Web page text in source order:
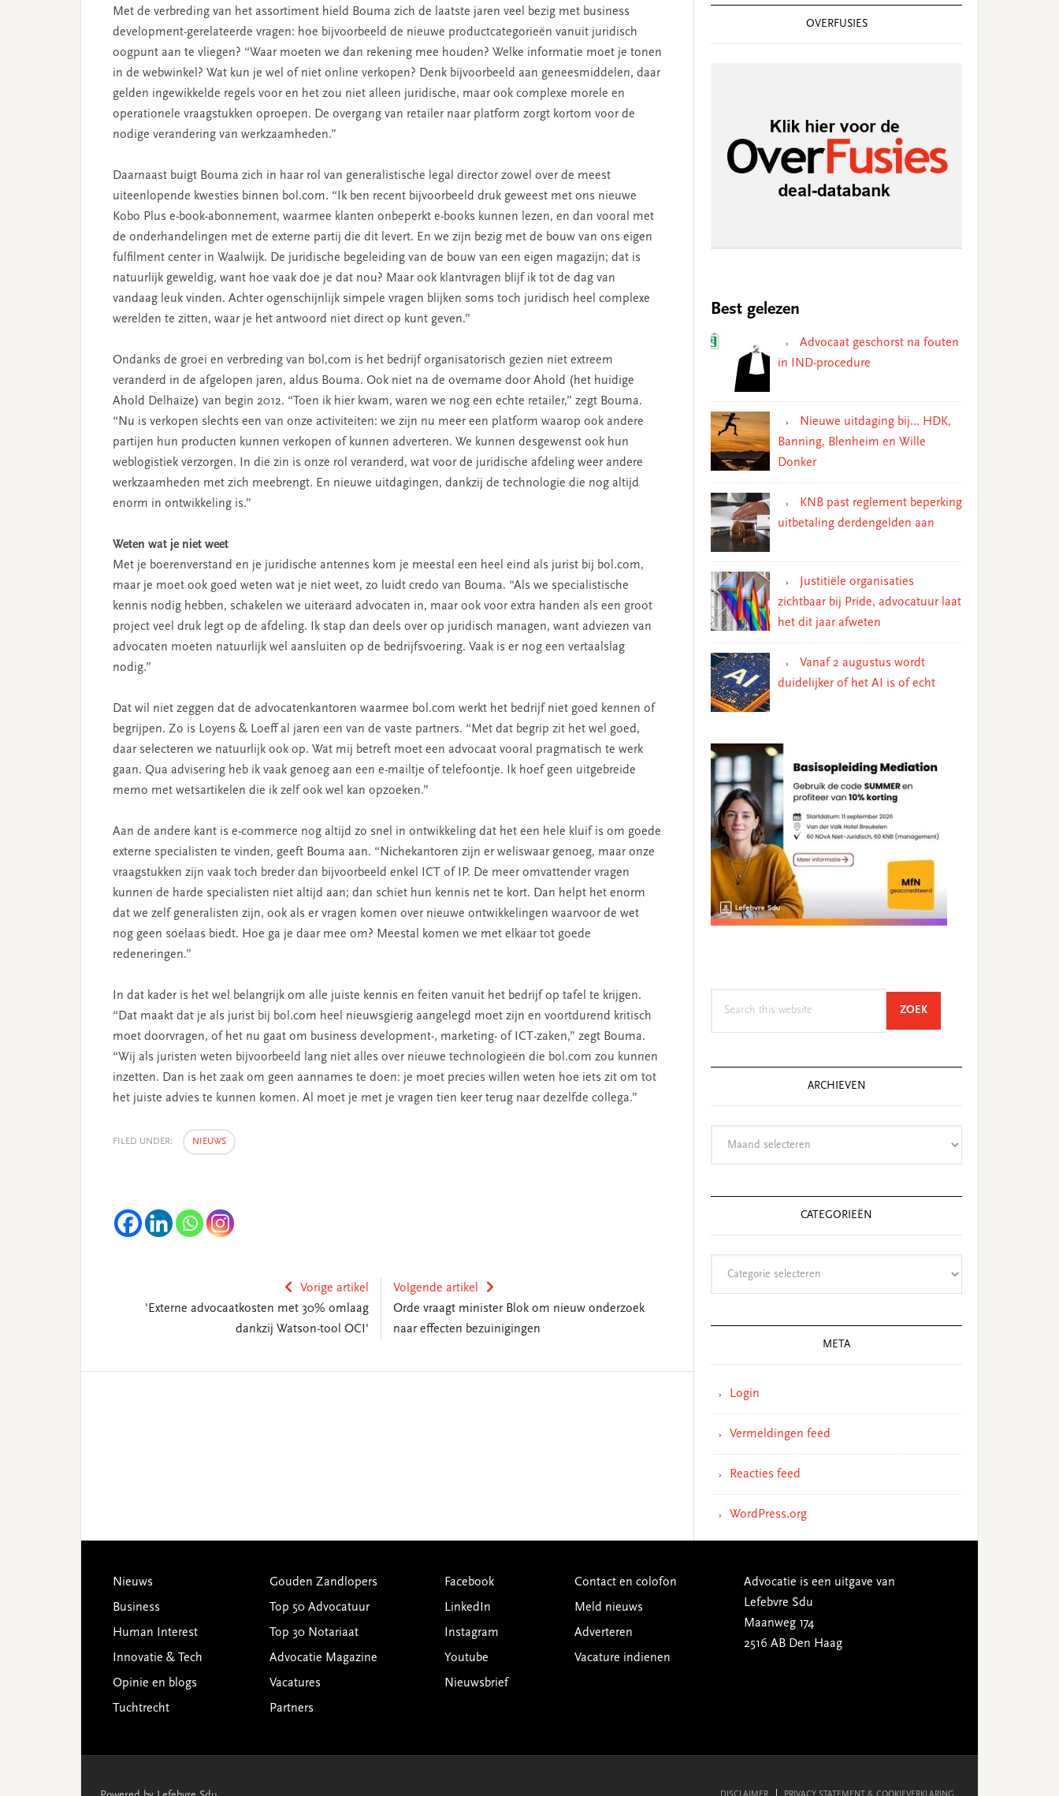
Met de verbreding van het assortiment hield Bouma zich de laatste jaren veel bezig met business
development-gerelateerde vragen: hoe bijvoorbeeld de nieuwe productcategorieën vanuit juridisch
oogpunt aan te vliegen? “Waar moeten we dan rekening mee houden? Welke informatie moet je tonen
in de webwinkel? Wat kun je wel of niet online verkopen? Denk bijvoorbeeld aan geneesmiddelen, daar
gelden ingewikkelde regels voor en het zou niet alleen juridische, maar ook complexe morele en
operationele vraagstukken oproepen. De overgang van retailer naar platform zorgt kortom voor de
nodige verandering van werkzaamheden.”
Daarnaast buigt Bouma zich in haar rol van generalistische legal director zowel over de meest
uiteenlopende kwesties binnen bol.com. “Ik ben recent bijvoorbeeld druk geweest met ons nieuwe
Kobo Plus e-book-abonnement, waarmee klanten onbeperkt e-books kunnen lezen, en dan vooral met
de onderhandelingen met de externe partij die dit levert. En we zijn bezig met de bouw van ons eigen
fulfilment center in Waalwijk. De juridische begeleiding van de bouw van een eigen magazijn; dat is
natuurlijk geweldig, want hoe vaak doe je dat nou? Maar ook klantvragen blijf ik tot de dag van
vandaag leuk vinden. Achter ogenschijnlijk simpele vragen blijken soms toch juridisch heel complexe
werelden te zitten, waar je het antwoord niet direct op kunt geven.”
Ondanks de groei en verbreding van bol,com is het bedrijf organisatorisch gezien niet extreem
veranderd in de afgelopen jaren, aldus Bouma. Ook niet na de overname door Ahold (het huidige
Ahold Delhaize) van begin 2012. “Toen ik hier kwam, waren we nog een echte retailer,” zegt Bouma.
“Nu is verkopen slechts een van onze activiteiten: we zijn nu meer een platform waarop ook andere
partijen hun producten kunnen verkopen of kunnen adverteren. We kunnen desgewenst ook hun
weblogistiek verzorgen. In die zin is onze rol veranderd, wat voor de juridische afdeling weer andere
werkzaamheden met zich meebrengt. En nieuwe uitdagingen, dankzij de technologie die nog altijd
enorm in ontwikkeling is.”
Weten wat je niet weet
Met je boerenverstand en je juridische antennes kom je meestal een heel eind als jurist bij bol.com,
maar je moet ook goed weten wat je niet weet, zo luidt credo van Bouma. “Als we specialistische
kennis nodig hebben, schakelen we uiteraard advocaten in, maar ook voor extra handen als een groot
project veel druk legt op de afdeling. Ik stap dan deels over op juridisch managen, want adviezen van
advocaten moeten natuurlijk wel aansluiten op de bedrijfsvoering. Vaak is er nog een vertaalslag
nodig.”
Dat wil niet zeggen dat de advocatenkantoren waarmee bol.com werkt het bedrijf niet goed kennen of
begrijpen. Zo is Loyens & Loeff al jaren een van de vaste partners. “Met dat begrip zit het wel goed,
daar selecteren we natuurlijk ook op. Wat mij betreft moet een advocaat vooral pragmatisch te werk
gaan. Qua advisering heb ik vaak genoeg aan een e-mailtje of telefoontje. Ik hoef geen uitgebreide
memo met wetsartikelen die ik zelf ook wel kan opzoeken.”
Aan de andere kant is e-commerce nog altijd zo snel in ontwikkeling dat het een hele kluif is om goede
externe specialisten te vinden, geeft Bouma aan. “Nichekantoren zijn er weliswaar genoeg, maar onze
vraagstukken zijn vaak toch breder dan bijvoorbeeld enkel ICT of IP. De meer omvattender vragen
kunnen de harde specialisten niet altijd aan; dan schiet hun kennis net te kort. Dan helpt het enorm
dat we zelf generalisten zijn, ook als er vragen komen over nieuwe ontwikkelingen waarvoor de wet
nog geen soelaas biedt. Hoe ga je daar mee om? Meestal komen we met elkaar tot goede
redeneringen.”
In dat kader is het wel belangrijk om alle juiste kennis en feiten vanuit het bedrijf op tafel te krijgen.
“Dat maakt dat je als jurist bij bol.com heel nieuwsgierig aangelegd moet zijn en voortdurend kritisch
moet doorvragen, of het nu gaat om business development-, marketing- of ICT-zaken,” zegt Bouma.
“Wij als juristen weten bijvoorbeeld lang niet alles over nieuwe technologieën die bol.com zou kunnen
inzetten. Dan is het zaak om geen aannames te doen: je moet precies willen weten hoe iets zit om tot
het juiste advies te kunnen komen. Al moet je met je vragen tien keer terug naar dezelfde collega.”
FILED UNDER: NIEUWS
Vorige artikel
'Externe advocaatkosten met 30% omlaag
dankzij Watson-tool OCI'
Volgende artikel
Orde vraagt minister Blok om nieuw onderzoek
naar effecten bezuinigingen
OVERFUSIES
Best gelezen
Advocaat geschorst na fouten
in IND-procedure
Nieuwe uitdaging bij… HDK,
Banning, Blenheim en Wille
Donker
KNB past reglement beperking
uitbetaling derdengelden aan
Justitiële organisaties
zichtbaar bij Pride, advocatuur laat
het dit jaar afweten
Vanaf 2 augustus wordt
duidelijker of het AI is of echt
ZOEKSEARCH
ARCHIEVEN
CATEGORIEËN
META
Login
Vermeldingen feed
Reacties feed
WordPress.org
Footer
Nieuws
Business
Human Interest
Innovatie & Tech
Opinie en blogs
Tuchtrecht
Gouden Zandlopers
Top 50 Advocatuur
Top 30 Notariaat
Advocatie Magazine
Vacatures
Partners
Facebook
LinkedIn
Instagram
Youtube
Nieuwsbrief
Contact en colofon
Meld nieuws
Adverteren
Vacature indienen
Advocatie is een uitgave van
Lefebvre Sdu
Maanweg 174
2516 AB Den Haag